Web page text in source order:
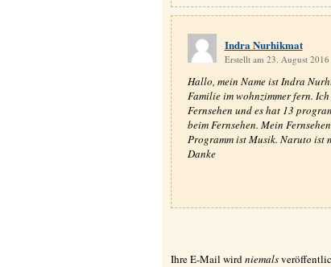
Indra Nurhikmat
Erstellt am 23. August
Hallo, mein Name ist Indra
Familie im wohnzimmer fern.
Fernsehen und es hat 13
beim Fernsehen. Mein
Programm ist Musik. Naruto ist
Danke
Ihre E-Mail wirdniemals